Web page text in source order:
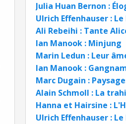
Ian Manook : Minjung
Marin Ledun : Leur
Ian Manook :
Marc Dugain :